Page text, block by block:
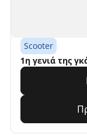
Scooter
1η γενιά της